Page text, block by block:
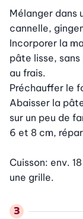
Mélanger dans
cannelle,
Incorporer la
pâte lisse,
au frais.
Préchauffer le
Abaisser la
sur un peu de
6 et 8 cm,
Cuisson: env.
une grille.